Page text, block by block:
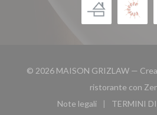
© 2026 MAISON GRIZLAW —
ristorante con
Note legali
((apre una nuova
TERMINI